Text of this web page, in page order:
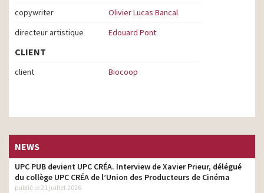
copywriter
Olivier Lucas Bancal
directeur artistique
Edouard Pont
CLIENT
client Biocoop
NEWS
UPC PUB devient UPC CRÉA. Interview de Xavier Prieur, délégué
du collège UPC CRÉA de l’Union des Producteurs de Cinéma
publié le 21 juillet 2026